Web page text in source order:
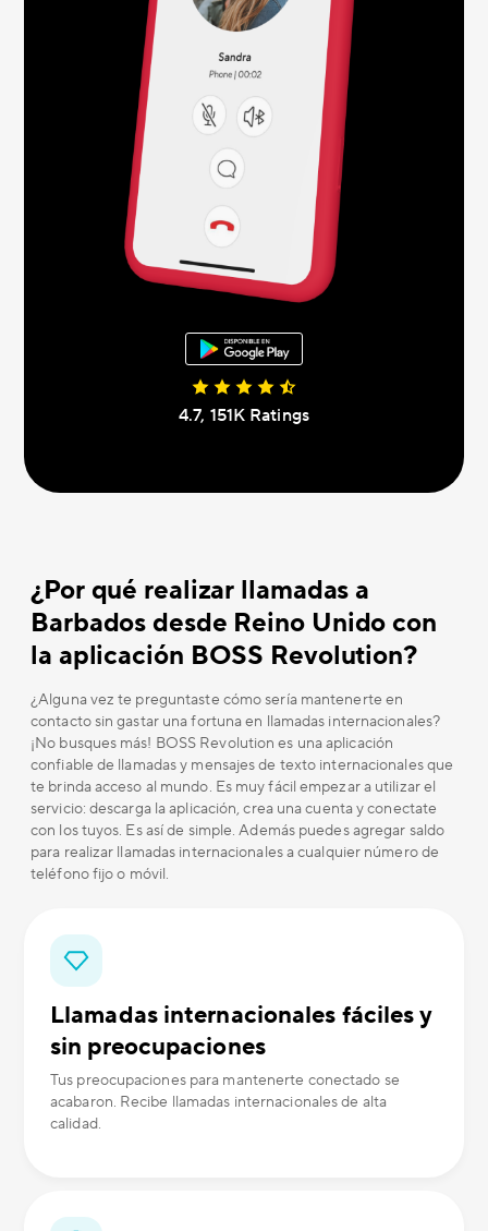
4.7, 151K Ratings
¿Por qué realizar llamadas a
Barbados desde Reino Unido con
la aplicación BOSS Revolution?
¿Alguna vez te preguntaste cómo sería mantenerte en
contacto sin gastar una fortuna en llamadas internacionales?
¡No busques más! BOSS Revolution es una aplicación
confiable de llamadas y mensajes de texto internacionales que
te brinda acceso al mundo. Es muy fácil empezar a utilizar el
servicio: descarga la aplicación, crea una cuenta y conectate
con los tuyos. Es así de simple. Además puedes agregar saldo
para realizar llamadas internacionales a cualquier número de
teléfono fijo o móvil.
Llamadas internacionales fáciles y
sin preocupaciones
Tus preocupaciones para mantenerte conectado se
acabaron. Recibe llamadas internacionales de alta
calidad.